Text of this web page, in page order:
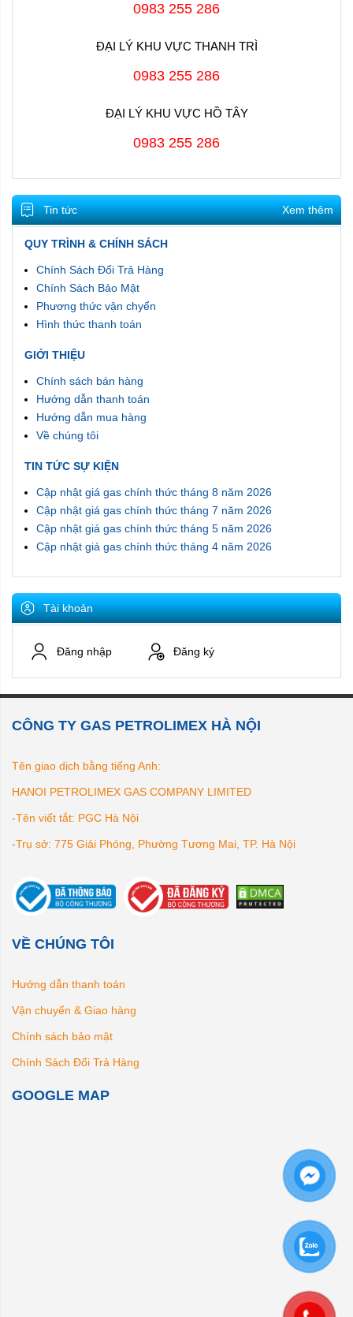
0983 255 286
ĐẠI LÝ KHU VỰC THANH TRÌ
0983 255 286
ĐẠI LÝ KHU VỰC HỒ TÂY
0983 255 286
Tin tức Xem thêm
QUY TRÌNH & CHÍNH SÁCH
Chính Sách Đổi Trả Hàng
Chính Sách Bảo Mật
Phương thức vận chyển
Hình thức thanh toán
GIỚI THIỆU
Chính sách bán hàng
Hướng dẫn thanh toán
Hướng dẫn mua hàng
Về chúng tôi
TIN TỨC SỰ KIỆN
Cập nhật giá gas chính thức tháng 8 năm 2026
Cập nhật giá gas chính thức tháng 7 năm 2026
Cập nhật giá gas chính thức tháng 5 năm 2026
Cập nhật giá gas chính thức tháng 4 năm 2026
Tài khoản
Đăng nhập Đăng ký
CÔNG TY GAS PETROLIMEX HÀ NỘI
Tên giao dịch bằng tiếng Anh:
HANOI PETROLIMEX GAS COMPANY LIMITED
-Tên viết tắt: PGC Hà Nội
-Trụ sở: 775 Giải Phóng, Phường Tương Mai, TP. Hà Nội
VỀ CHÚNG TÔI
Hướng dẫn thanh toán
Vận chuyển & Giao hàng
Chính sách bảo mật
Chính Sách Đổi Trả Hàng
GOOGLE MAP